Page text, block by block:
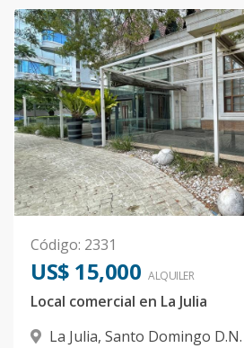
Código: 2331
US$ 15,000 ALQUILER
Local comercial en La Julia
La Julia, Santo Domingo D.N.